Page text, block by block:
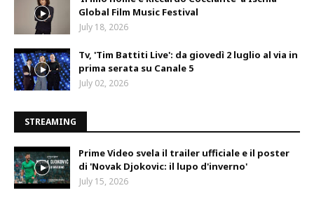
Global Film Music Festival
July 18, 2026
Tv, 'Tim Battiti Live': da giovedì 2 luglio al via in
prima serata su Canale 5
July 02, 2026
STREAMING
Prime Video svela il trailer ufficiale e il poster
di 'Novak Djokovic: il lupo d'inverno'
July 15, 2026